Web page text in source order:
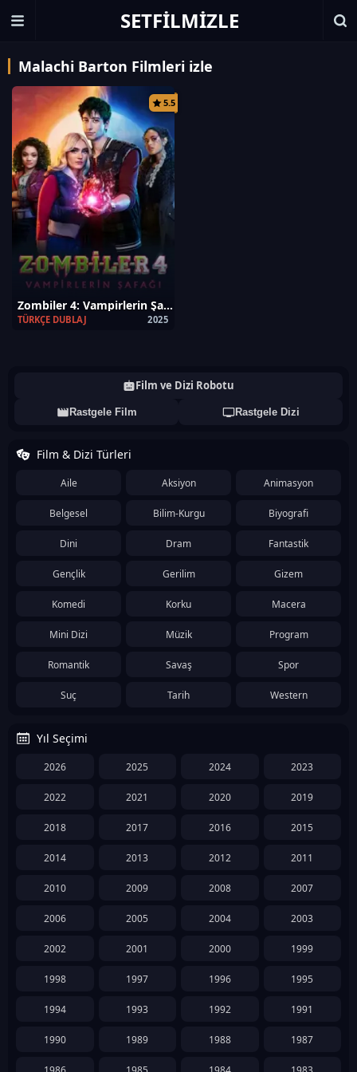
SETFILMIZLE
Malachi Barton Filmleri izle
5.5
Zombiler 4: Vampirlerin Şafağı
2025
TÜRKÇE DUBLAJ
Film ve Dizi Robotu
Rastgele Film Rastgele Dizi
Film & Dizi Türleri
Aile Aksiyon Animasyon
Belgesel Bilim-Kurgu Biyografi
Dini Dram Fantastik
Gençlik Gerilim Gizem
Komedi Korku Macera
Mini Dizi Müzik Program
Romantik Savaş Spor
Suç Tarih Western
Yıl Seçimi
2026 2025 2024 2023
2022 2021 2020 2019
2018 2017 2016 2015
2014 2013 2012 2011
2010 2009 2008 2007
2006 2005 2004 2003
2002 2001 2000 1999
1998 1997 1996 1995
1994 1993 1992 1991
1990 1989 1988 1987